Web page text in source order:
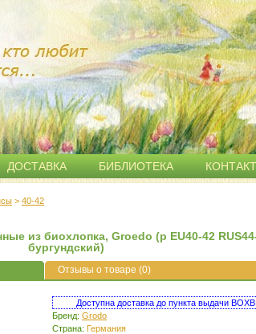
ДОСТАВКА БИБЛИОТЕКА
> 40-42
из биохлопка, Groedo (р EU40-42
бургундский)
Отзывы о товаре (0)
Доступна доставка до пункта выдачи
Бренд: Grodo
Страна: Германия